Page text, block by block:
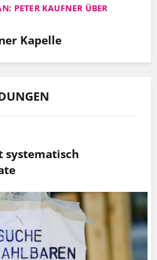
PETER KAUFNER ÜBER
Kapelle